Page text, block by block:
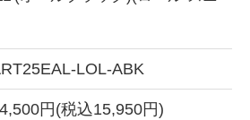
LOL-ABK
円(税込15,950円)